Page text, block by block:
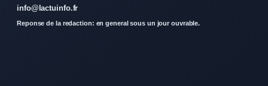
info@lactuinfo.fr
Reponse de la redaction: en general sous un jour ouvrable.